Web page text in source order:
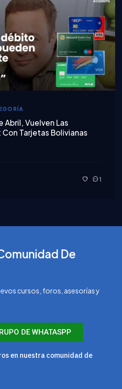
Abril, Vuelven Las
Tarjetas Bolivianas
1
De
cursos, foros, asesorías y
DE WHATASPP
en nuestra comunidad de